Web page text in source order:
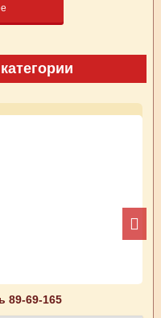
89-69-165